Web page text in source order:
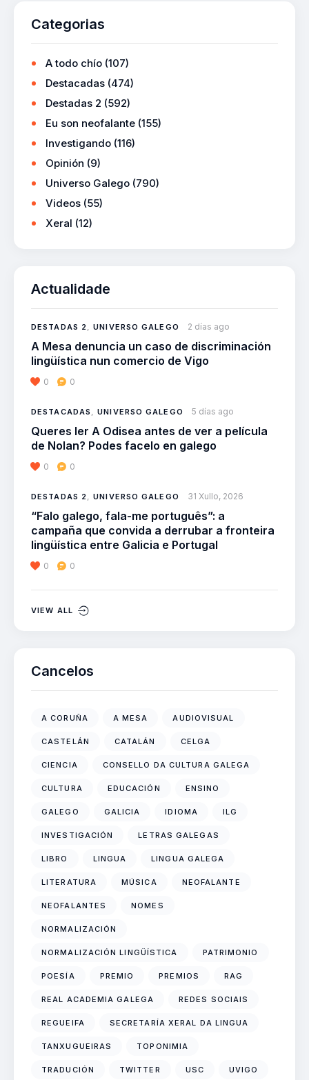
Categorias
A todo chío (107)
Destacadas (474)
Destadas 2 (592)
Eu son neofalante (155)
Investigando (116)
Opinión (9)
Universo Galego (790)
Videos (55)
Xeral (12)
Actualidade
DESTADAS 2,UNIVERSO GALEGO 2 días ago
A Mesa denuncia un caso de discriminación
lingüística nun comercio de Vigo
0 0
DESTACADAS ,UNIVERSO GALEGO 5 días ago
Queres ler A Odisea antes de ver a película
de Nolan? Podes facelo en galego
0 0
DESTADAS 2,UNIVERSO GALEGO 31 Xullo, 2026
“Falo galego, fala-me português”: a
campaña que convida a derrubar a fronteira
lingüística entre Galicia e Portugal
0 0
VIEW ALL
Cancelos
A CORUÑA A MESA AUDIOVISUAL
CASTELÁN CATALÁN CELGA
CIENCIA CONSELLO DA CULTURA GALEGA
CULTURA EDUCACIÓN ENSINO
GALEGO GALICIA IDIOMA ILG
INVESTIGACIÓN LETRAS GALEGAS
LIBRO LINGUA LINGUA GALEGA
LITERATURA MÚSICA NEOFALANTE
NEOFALANTES NOMES
NORMALIZACIÓN
NORMALIZACIÓN LINGÜÍSTICA PATRIMONIO
POESÍA PREMIO PREMIOS RAG
REAL ACADEMIA GALEGA REDES SOCIAIS
REGUEIFA SECRETARÍA XERAL DA LINGUA
TANXUGUEIRAS TOPONIMIA
TRADUCIÓN TWITTER USC UVIGO